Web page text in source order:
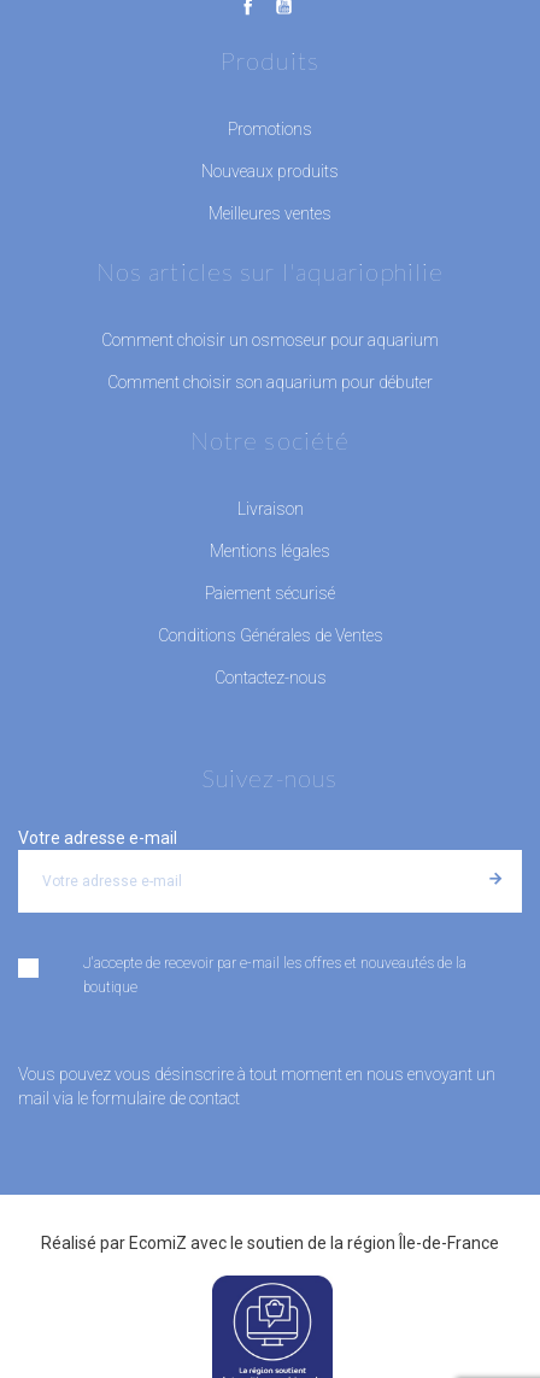
Produits
Promotions
Nouveaux produits
Meilleures ventes
Nos articles sur l'aquariophilie
Comment choisir un osmoseur pour aquarium
Comment choisir son aquarium pour débuter
Notre société
Livraison
Mentions légales
Paiement sécurisé
Conditions Générales de Ventes
Contactez-nous
Suivez-nous
Votre adresse e-mail
J'accepte de recevoir par e-mail les offres et nouveautés de la
boutique
Vous pouvez vous désinscrire à tout moment en nous envoyant un
mail via le formulaire de contact
Réalisé par EcomiZ avec le soutien de la région Île-de-France